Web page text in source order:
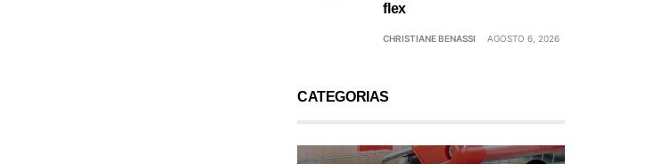
flex
CHRISTIANE BENASSI AGOSTO 6, 2026
CATEGORIAS